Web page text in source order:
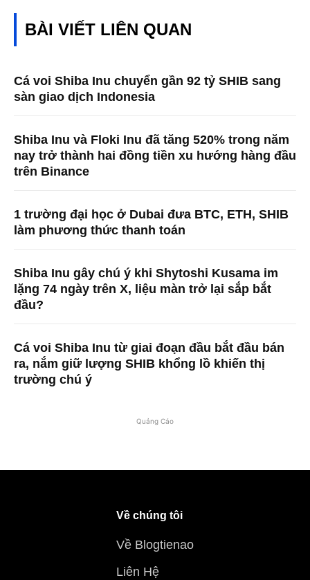
BÀI VIẾT LIÊN QUAN
Cá voi Shiba Inu chuyển gần 92 tỷ SHIB sang
sàn giao dịch Indonesia
Shiba Inu và Floki Inu đã tăng 520% ​​trong năm
nay trở thành hai đồng tiền xu hướng hàng đầu
trên Binance
1 trường đại học ở Dubai đưa BTC, ETH, SHIB
làm phương thức thanh toán
Shiba Inu gây chú ý khi Shytoshi Kusama im
lặng 74 ngày trên X, liệu màn trở lại sắp bắt
đầu?
Cá voi Shiba Inu từ giai đoạn đầu bắt đầu bán
ra, nắm giữ lượng SHIB khổng lồ khiến thị
trường chú ý
Quảng Cáo
Về chúng tôi
Về Blogtienao
Liên Hệ